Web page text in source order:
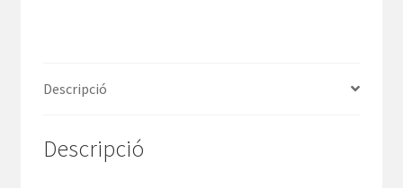
Descripció
Descripció